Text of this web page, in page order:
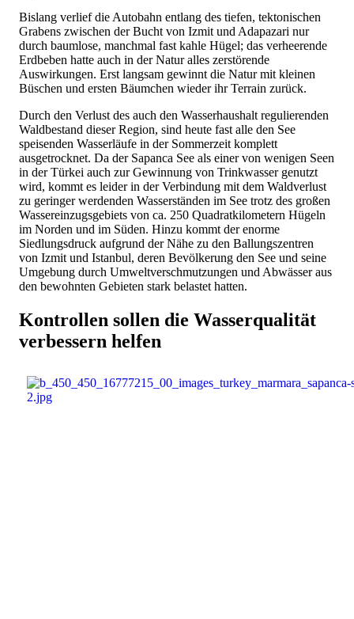
Bislang verlief die Autobahn entlang des tiefen, tektonischen
Grabens zwischen der Bucht von Izmit und Adapazari nur
durch baumlose, manchmal fast kahle Hügel; das verheerende
Erdbeben hatte auch in der Natur alles zerstörende
Auswirkungen. Erst langsam gewinnt die Natur mit kleinen
Büschen und ersten Bäumchen wieder ihr Terrain zurück.
Durch den Verlust des auch den Wasserhaushalt regulierenden
Waldbestand dieser Region, sind heute fast alle den See
speisenden Wasserläufe in der Sommerzeit komplett
ausgetrocknet. Da der Sapanca See als einer von wenigen Seen
in der Türkei auch zur Gewinnung von Trinkwasser genutzt
wird, kommt es leider in der Verbindung mit dem Waldverlust
zu geringer werdenden Wasserständen im See trotz des großen
Wassereinzugsgebiets von ca. 250 Quadratkilometern Hügeln
im Norden und im Süden. Hinzu kommt der enorme
Siedlungsdruck aufgrund der Nähe zu den Ballungszentren
von Izmit und Istanbul, deren Bevölkerung den See und seine
Umgebung durch Umweltverschmutzungen und Abwässer aus
den bewohnten Gebieten stark belastet hatten.
Kontrollen sollen die Wasserqualität
verbessern helfen